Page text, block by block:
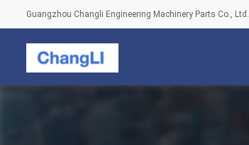
Guangzhou Changli Engineering Machinery Parts Co., Ltd.